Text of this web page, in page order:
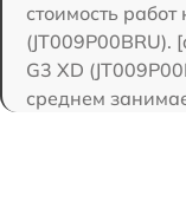
стоимость
(JT009P00BRU).
G3 XD
среднем